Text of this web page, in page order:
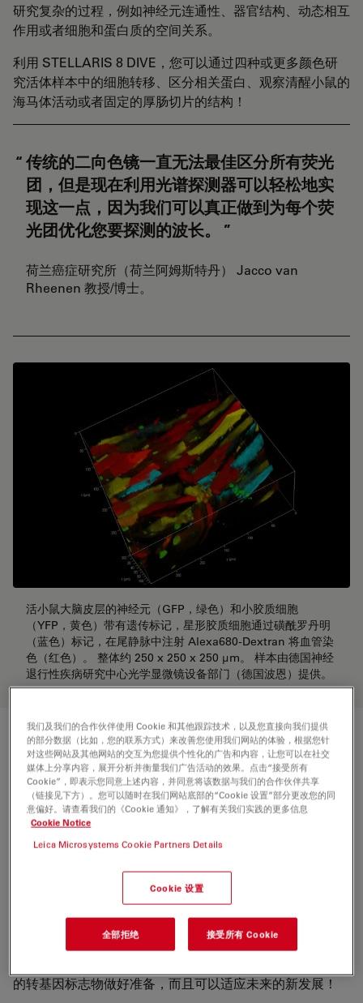
研究复杂的过程，例如神经元连通性、器官结构、动态相互
作用或者细胞和蛋白质的空间关系。
利用 STELLARIS 8 DIVE，您可以通过四种或更多颜色研
究活体样本中的细胞转移、区分相关蛋白、观察清醒小鼠的
海马体活动或者固定的厚肠切片的结构！
传统的二向色镜一直无法最佳区分所有荧光
团，但是现在利用光谱探测器可以轻松地实
现这一点，因为我们可以真正做到为每个荧
光团优化您要探测的波长。
荷兰癌症研究所（荷兰阿姆斯特丹） Jacco van
Rheenen 教授/博士。
活小鼠大脑皮层的神经元（GFP，绿色）和小胶质细胞
（YFP，黄色）带有遗传标记，星形胶质细胞通过磺酰罗丹明
（蓝色）标记，在尾静脉中注射 Alexa680-Dextran 将血管染
色（红色）。 整体约 250 x 250 x 250 µm。 样本由德国神经
退行性疾病研究中心光学显微镜设备部门（德国波恩）提供。
轻松使用 DIVE——4Tune 检测器
4Tune 非退扫描检测系统 可以配备 2 至 4 个检测器，并且
可自由配置混合检测器 (Power HyD NDD)、光电倍增管
(PMT) 或将两者结合使用。 发射光通过可变二向色镜和带
通滤波器的组合方法分离。 在整个可见光光谱（380 - 800
使用 4Tune 用户界面，可以通过简单的拖放操作来优化多
操作非常简单，几乎无需培训。
的转基因标志物做好准备，而且可以适应未来的新发展！
我们及我们的合作伙伴使用 Cookie 和其他跟踪技术，以及您直接向我们提供
的部分数据（比如，您的联系方式）来改善您使用我们网站的体验，根据您针
对这些网站及其他网站的交互为您提供个性化的广告和内容，让您可以在社交
媒体上分享内容，展开分析并衡量我们广告活动的效果。点击“接受所有
Cookie”，即表示您同意上述内容，并同意将该数据与我们的合作伙伴共享
（链接见下方）。您可以随时在我们网站底部的“Cookie 设置”部分更改您的同
意偏好。请查看我们的《Cookie 通知》，了解有关我们实践的更多信息
Cookie Notice
Leica Microsystems Cookie Partners Details
Cookie 设置
全部拒绝 接受所有 Cookie